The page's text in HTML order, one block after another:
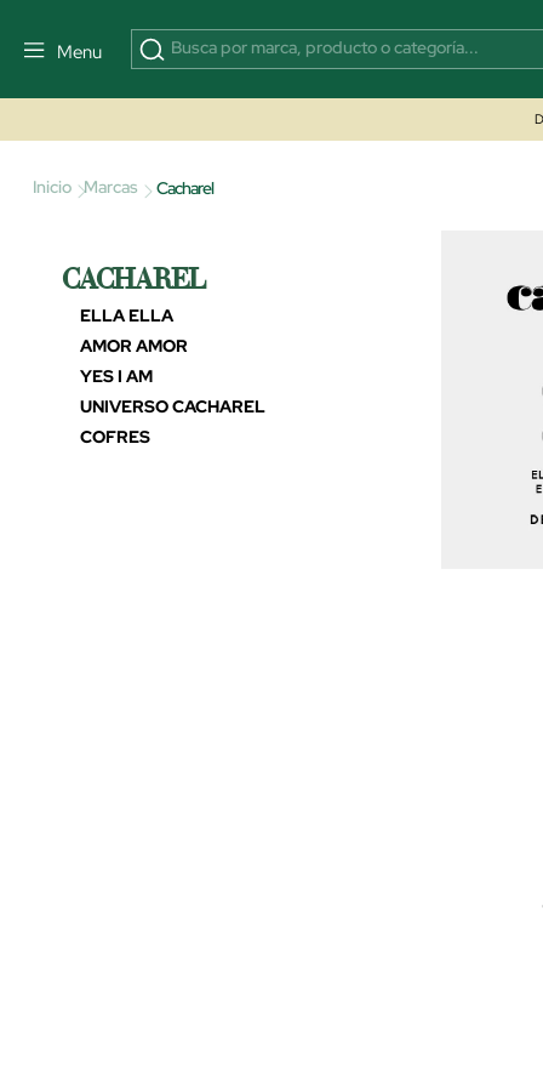
Menu
Inicio Marcas Cacharel
CACHAREL
ELLA ELLA
AMOR AMOR
YES I AM
UNIVERSO CACHAREL
COFRES